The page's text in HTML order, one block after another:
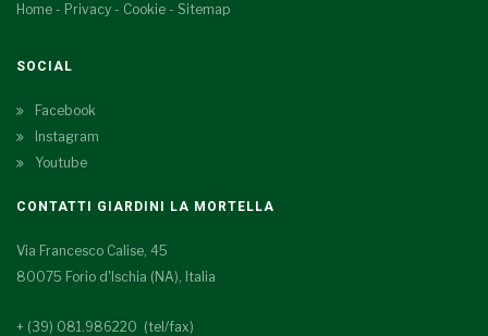
Home - Privacy - Cookie - Sitemap
SOCIAL
Facebook
Instagram
Youtube
CONTATTI GIARDINI LA MORTELLA
Via Francesco Calise, 45
80075 Forio d'Ischia (NA), Italia
+ (39) 081.986220 (tel/fax)